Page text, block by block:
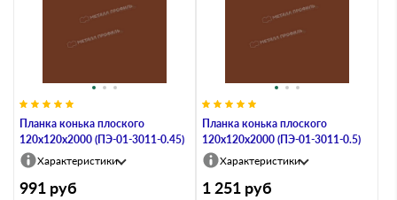
Планка конька плоского
120х120х2000 (ПЭ-01-3011-0.45)
Характеристики
991 руб
Планка конька плоского
120х120х2000 (ПЭ-01-3011-0.5)
Характеристики
1 251 руб